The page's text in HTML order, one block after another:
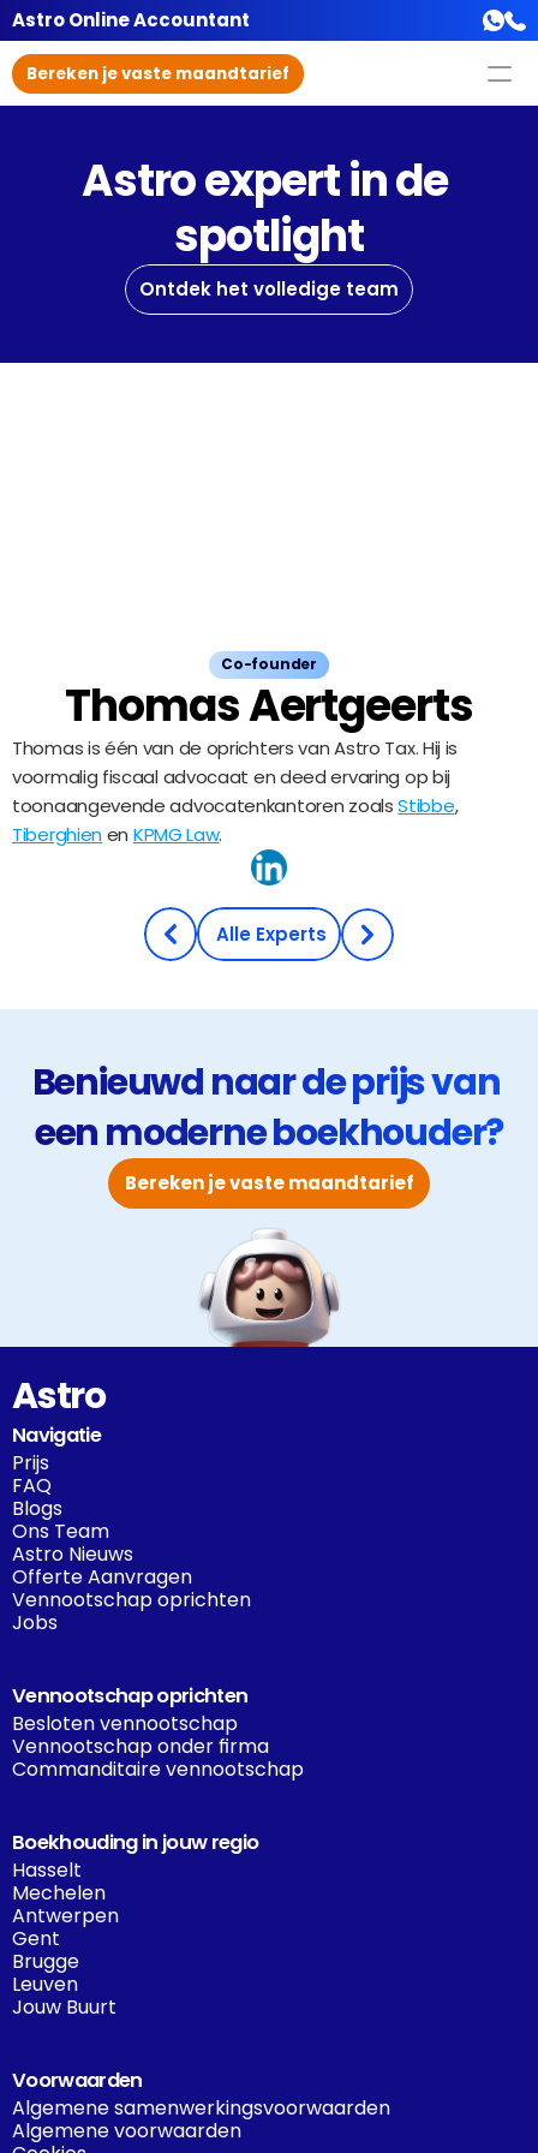
Astro Online Accountant
Bereken je vaste maandtarief
Astro expert in de
spotlight
Ontdek het volledige team
Co-founder
Thomas Aertgeerts
Thomas is één van de oprichters van Astro Tax. Hij is
voormalig fiscaal advocaat en deed ervaring op bij
toonaangevende advocatenkantoren zoals Stibbe,
Tiberghien en KPMG Law.
Alle Experts
Benieuwd naar de prijs van
een moderne boekhouder?
Bereken je vaste maandtarief
Astro
Navigatie
Prijs
FAQ
Blogs
Ons Team
Astro Nieuws
Offerte Aanvragen
Vennootschap oprichten
Jobs
Vennootschap oprichten
Besloten vennootschap
Vennootschap onder firma
Commanditaire vennootschap
Boekhouding in jouw regio
Hasselt
Mechelen
Antwerpen
Gent
Brugge
Leuven
Jouw Buurt
Voorwaarden
Algemene samenwerkingsvoorwaarden
Algemene voorwaarden